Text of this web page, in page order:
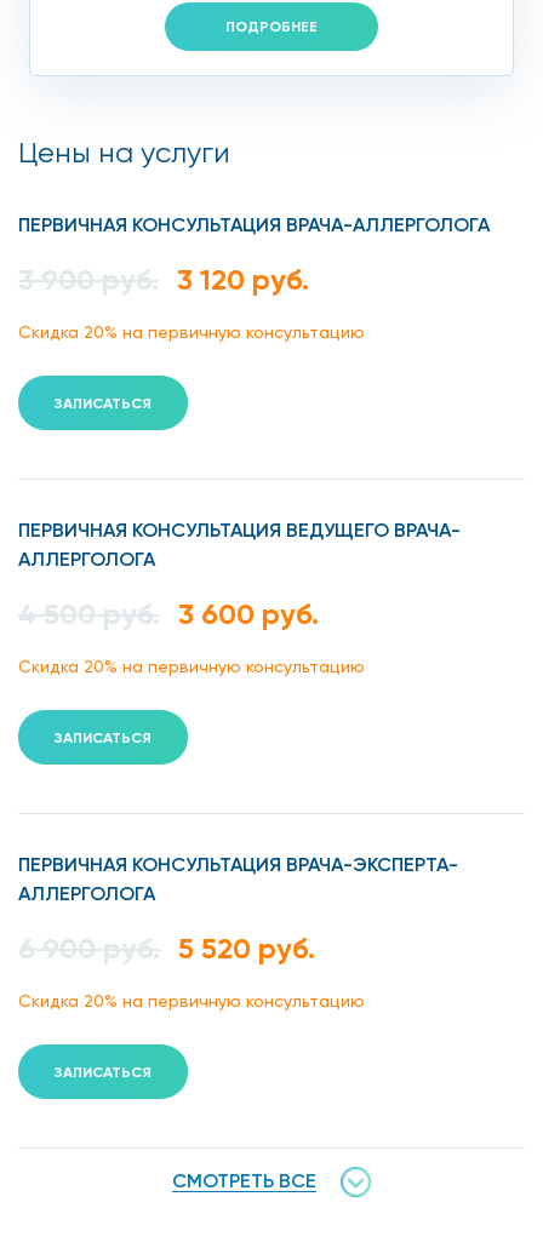
ПОДРОБНЕЕ
Цены на услуги
ПЕРВИЧНАЯ КОНСУЛЬТАЦИЯ ВРАЧА-АЛЛЕРГОЛОГА
3 900 руб. 3 120 руб.
Скидка 20% на первичную консультацию
ЗАПИСАТЬСЯ
ПЕРВИЧНАЯ КОНСУЛЬТАЦИЯ ВЕДУЩЕГО ВРАЧА-
АЛЛЕРГОЛОГА
4 500 руб. 3 600 руб.
Скидка 20% на первичную консультацию
ЗАПИСАТЬСЯ
ПЕРВИЧНАЯ КОНСУЛЬТАЦИЯ ВРАЧА-ЭКСПЕРТА-
АЛЛЕРГОЛОГА
6 900 руб. 5 520 руб.
Скидка 20% на первичную консультацию
ЗАПИСАТЬСЯ
СМОТРЕТЬ ВСЕ